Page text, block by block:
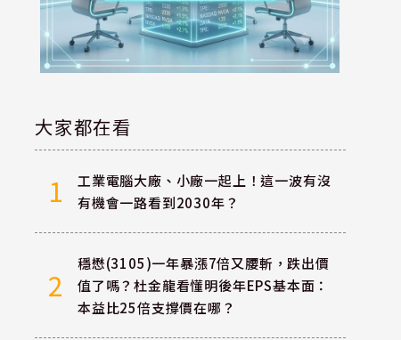
大家都在看
1
工業電腦大廠、小廠一起上！這一波有沒
有機會一路看到2030年？
2
穩懋(3105)一年暴漲7倍又腰斬，跌出價
值了嗎？杜金龍看懂明後年EPS基本面：
本益比25倍支撐價在哪？